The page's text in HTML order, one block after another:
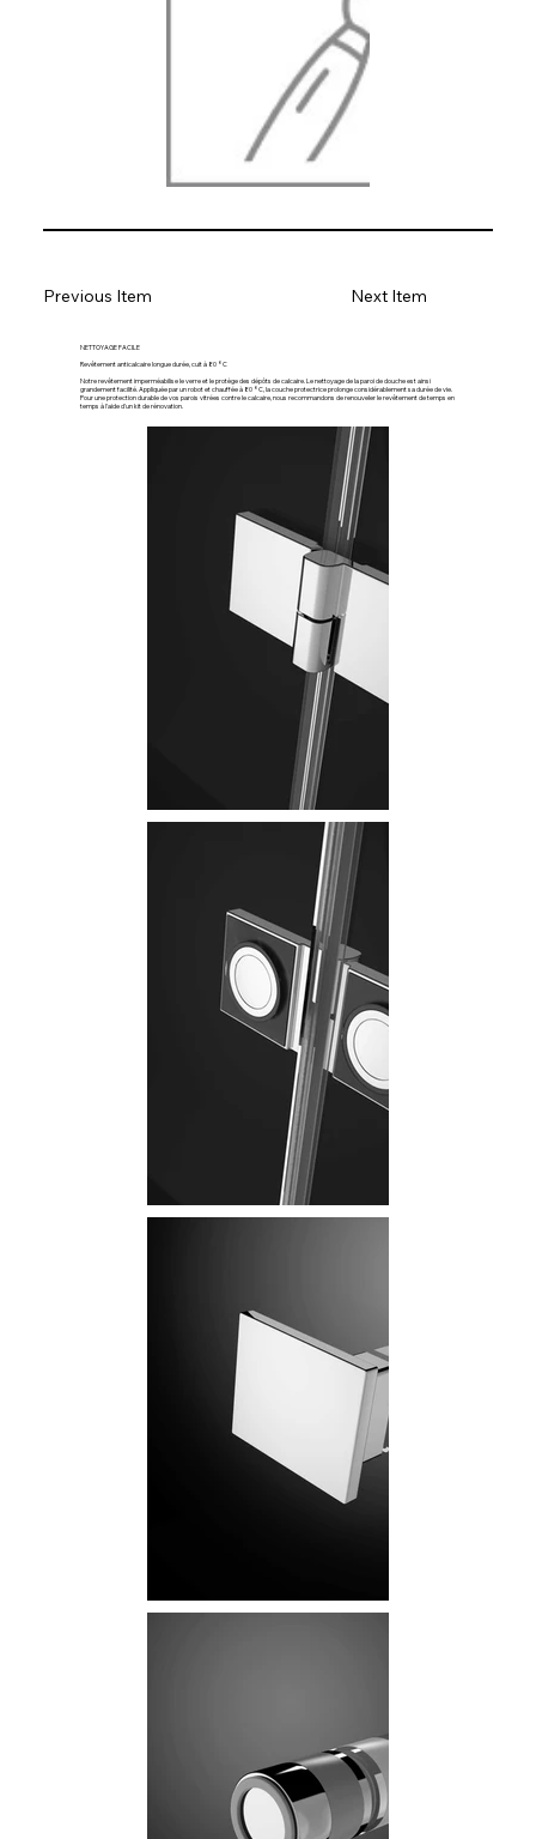
Next Item
Previous Item
NETTOYAGE FACILE
Revêtement anticalcaire longue durée, cuit à 80 °C
Notre revêtement imperméabilise le verre et le protège des dépôts de calcaire. Le nettoyage de la paroi de douche est ainsi
grandement facilité. Appliquée par un robot et chauffée à 80 °C, la couche protectrice prolonge considérablement sa durée de vie.
Pour une protection durable de vos parois vitrées contre le calcaire, nous recommandons de renouveler le revêtement de temps en
temps à l'aide d'un kit de rénovation.